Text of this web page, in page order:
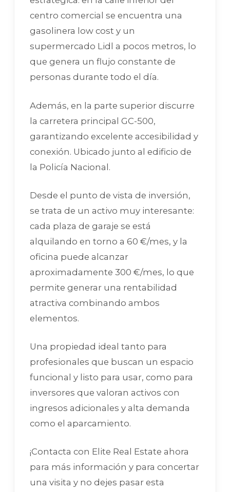
centro comercial se encuentra una
gasolinera low cost y un
supermercado Lidl a pocos metros, lo
que genera un flujo constante de
personas durante todo el día.
Además, en la parte superior discurre
la carretera principal GC-500,
garantizando excelente accesibilidad y
conexión. Ubicado junto al edificio de
la Policía Nacional.
Desde el punto de vista de inversión,
se trata de un activo muy interesante:
cada plaza de garaje se está
alquilando en torno a 60 €/mes, y la
oficina puede alcanzar
aproximadamente 300 €/mes, lo que
permite generar una rentabilidad
atractiva combinando ambos
elementos.
Una propiedad ideal tanto para
profesionales que buscan un espacio
funcional y listo para usar, como para
inversores que valoran activos con
ingresos adicionales y alta demanda
como el aparcamiento.
¡Contacta con Elite Real Estate ahora
para más información y para concertar
una visita y no dejes pasar esta